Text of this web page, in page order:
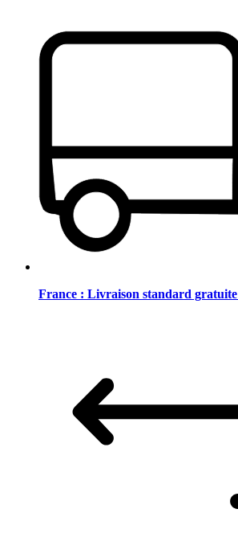
France : Livraison standard gratuite